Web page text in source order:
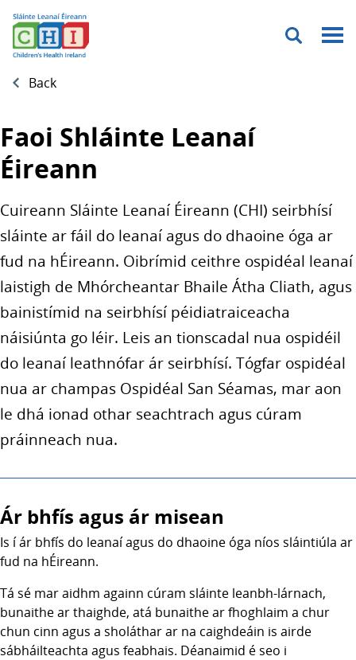
Menu
Back
Faoi Shláinte Leanaí
Éireann
Cuireann Sláinte Leanaí Éireann (CHI) seirbhísí
sláinte ar fáil do leanaí agus do dhaoine óga ar
fud na hÉireann. Oibrímid ceithre ospidéal leanaí
laistigh de Mhórcheantar Bhaile Átha Cliath, agus
bainistímid na seirbhísí péidiatraiceacha
náisiúnta go léir. Leis an tionscadal nua ospidéil
do leanaí leathnófar ár seirbhísí. Tógfar ospidéal
nua ar champas Ospidéal San Séamas, mar aon
le dhá ionad othar seachtrach agus cúram
práinneach nua.
Ár bhfís agus ár misean
Is í ár bhfís do leanaí agus do dhaoine óga níos sláintiúla ar
fud na hÉireann.
Tá sé mar aidhm againn cúram sláinte leanbh-lárnach,
bunaithe ar thaighde, atá bunaithe ar fhoghlaim a chur
chun cinn agus a sholáthar ar na caighdeáin is airde
sábháilteachta agus feabhais. Déanaimid é seo i